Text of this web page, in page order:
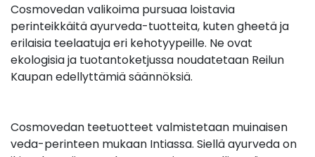
Cosmovedan valikoima pursuaa loistavia
perinteikkäitä ayurveda-tuotteita, kuten gheetä ja
erilaisia teelaatuja eri kehotyypeille. Ne ovat
ekologisia ja tuotantoketjussa noudatetaan Reilun
Kaupan edellyttämiä säännöksiä.
Cosmovedan teetuotteet valmistetaan muinaisen
veda-perinteen mukaan Intiassa. Siellä ayurveda on